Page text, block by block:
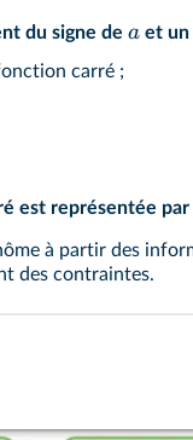
du signe de a et un
carré ;
est représentée
à partir des
des contraintes.